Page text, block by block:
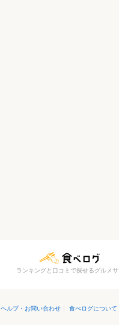
ランキングと口コミで探せるグルメサ
ヘルプ・お問い合わせ | 食べログについて